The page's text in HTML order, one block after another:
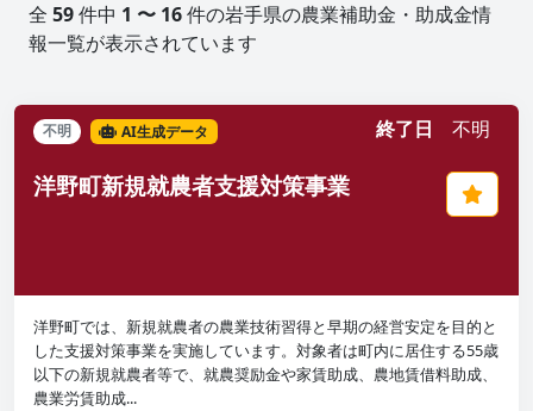
全 59件中 1 〜 16件の岩手県の農業補助金・助成金情
報一覧が表示されています
不明 AI生成データ 終了日 不明
洋野町新規就農者支援対策事業
洋野町では、新規就農者の農業技術習得と早期の経営安定を目的と
した支援対策事業を実施しています。対象者は町内に居住する55歳
以下の新規就農者等で、就農奨励金や家賃助成、農地賃借料助成、
農業労賃助成...